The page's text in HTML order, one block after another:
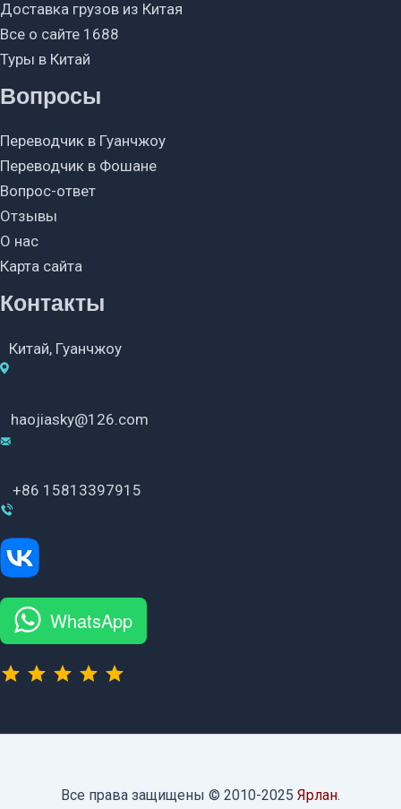
Доставка грузов из Китая
Все о сайте 1688
Туры в Китай
Вопросы
Переводчик в Гуанчжоу
Переводчик в Фошане
Вопрос-ответ
Отзывы
О нас
Карта сайта
Контакты
Китай, Гуанчжоу
haojiasky@126.com
+86 15813397915
WhatsApp
⭐ ⭐
Все права защищены © 2010-2025 Ярлан.